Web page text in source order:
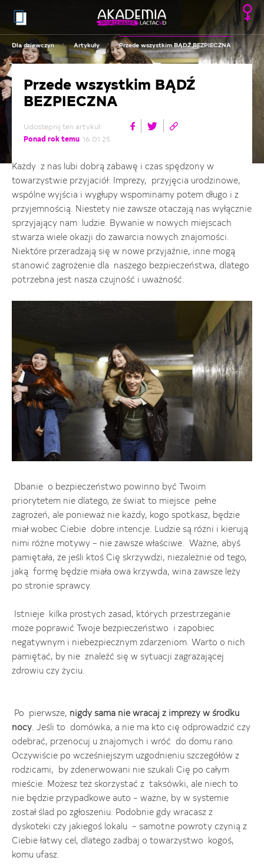
Dla dziewczyn Artykuły Przede wszystkim BĄDŹ BEZPIECZNA
Przede wszystkim BĄDŹ
BEZPIECZNA
Udostepnij ten artykuł:
Ponad rok temu 16.01.25
Każdy z nas lubi dobrą zabawę i czas spędzony w
towarzystwie przyjaciół. Imprezy, przyjęcia urodzinowe,
wspólne wyjścia i wygłupy wspominamy potem długo i z
przyjemnością. Niestety nie zawsze otaczają nas wyłącznie
sprzyjający nam ludzie. Bywanie w nowych miejscach
stwarza wiele okazji do zawarcia nowych znajomości.
Niektóre przeradzają się w nowe przyjaźnie, inne mogą
stanowić zagrożenie dla naszego bezpieczeństwa, dlatego
potrzebna jest nasza czujność i uważność.
Dbanie o bezpieczeństwo powinno być Twoim
priorytetem nie dlatego, że świat to miejsce pełne
zagrożeń, ale ponieważ nie każdy, kogo spotkasz, będzie
miał wobec Ciebie dobre intencje. Ludzie są różni i kierują
nimi różne motywy – nie zawsze właściwe. Ważne, abyś
pamiętała, że jeśli ktoś Cię skrzywdzi, niezależnie od tego,
jaką formę będzie miała owa krzywda, wina zawsze leży
po stronie sprawcy.
Istnieje kilka prostych zasad, których przestrzeganie
może poprawić Twoje bezpieczeństwo i zapobiec
negatywnym i niebezpiecznym zdarzeniom. Warto o nich
pamiętać, by nie znaleźć się w sytuacji zagrażającej
zdrowiu czy życiu.
Po pierwsze, nigdy sama nie wracaj z imprezy w środku
nocy. Jeśli to domówka, a nie ma kto cię odprowadzić czy
odebrać, przenocuj u znajomych i wróć do domu rano.
Oczywiście po wcześniejszym uzgodnieniu szczegółów z
rodzicami, by zdenerwowani nie szukali Cię po całym
mieście. Możesz też skorzystać z taksówki, ale niech to
nie będzie przypadkowe auto – ważne, by w systemie
został ślad po zgłoszeniu. Podobnie gdy wracasz z
dyskoteki czy jakiegoś lokalu – samotne powroty czynią z
Ciebie łatwy cel, dlatego zadbaj o towarzystwo kogoś,
komu ufasz.